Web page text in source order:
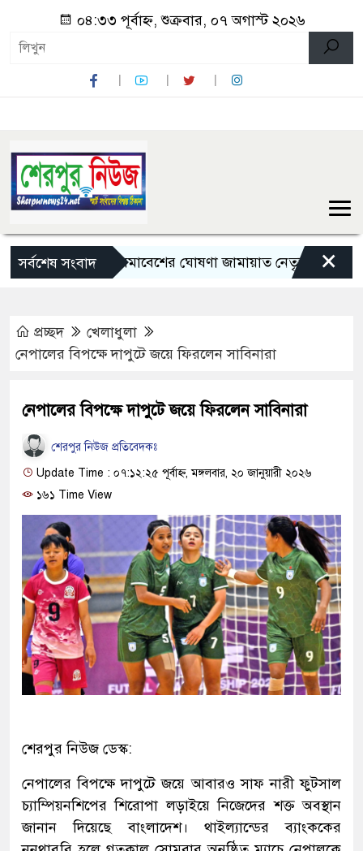
০৪:৩৩ পূর্বাহ্ন, শুক্রবার, ০৭ অগাস্ট ২০২৬
সর্বশেষ সংবাদ
ও মহাসমাবেশের ঘোষণা জামায়াত নেতৃত্বাধীন ১১ দলের
×
প্রচ্ছদ
খেলাধুলা
নেপালের বিপক্ষে দাপুটে জয়ে ফিরলেন সাবিনারা
নেপালের বিপক্ষে দাপুটে জয়ে ফিরলেন সাবিনারা
শেরপুর নিউজ প্রতিবেদকঃ
Update Time : ০৭:১২:২৫ পূর্বাহ্ন, মঙ্গলবার, ২০ জানুয়ারী ২০২৬
১৬১ Time View
শেরপুর নিউজ ডেস্ক:
নেপালের বিপক্ষে দাপুটে জয়ে আবারও সাফ নারী ফুটসাল
চ্যাম্পিয়নশিপের শিরোপা লড়াইয়ে নিজেদের শক্ত অবস্থান
জানান দিয়েছে বাংলাদেশ। থাইল্যান্ডের ব্যাংককের